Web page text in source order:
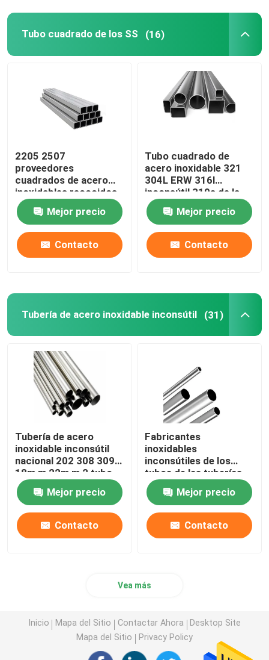
Tubo cuadrado de los SS (16)
2205 2507
proveedores
cuadrados de acero
inoxidables recocidos
brillantes de la tubería
del tubo 310S 201 304
304L 316 316L
Mejor precio
Contacto
Tubo cuadrado de
acero inoxidable 321
304L ERW 316l
inconsútil 310s de la
tubería de 1 pulgada
0,4 milímetros
Mejor precio
Contacto
Tubería de acero inoxidable inconsútil (31)
Tubería de acero
inoxidable inconsútil
nacional 202 308 309
18m m 22m m 2 tubo
de Inox de la pulgada
304
Mejor precio
Contacto
Fabricantes
inoxidables
inconsútiles de los
tubos de las tuberías
de acero de los Ss 321
16m m 16 cambiador
de calor del indicador
304
Mejor precio
Contacto
Vea más
Inicio Mapa del Sitio Contactar Ahora
Desktop Site
Mapa del Sitio
Privacy Policy